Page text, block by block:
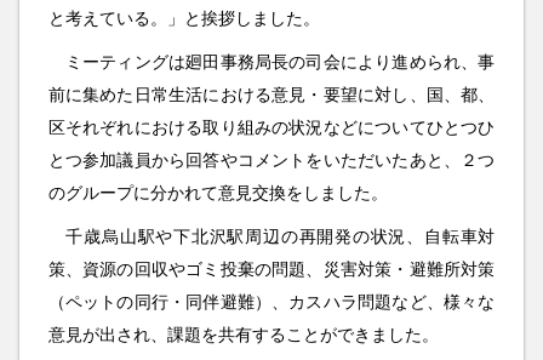
と考えている。」と挨拶しました。
ミーティングは廻田事務局長の司会により進められ、事
前に集めた日常生活における意見・要望に対し、国、都、
区それぞれにおける取り組みの状況などについてひとつひ
とつ参加議員から回答やコメントをいただいたあと、２つ
のグループに分かれて意見交換をしました。
千歳烏山駅や下北沢駅周辺の再開発の状況、自転車対
策、資源の回収やゴミ投棄の問題、災害対策・避難所対策
（ペットの同行・同伴避難）、カスハラ問題など、様々な
意見が出され、課題を共有することができました。